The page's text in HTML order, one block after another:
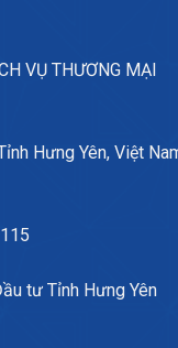
VỤ THƯƠNG MẠI
Hưng Yên, Việt
tư Tỉnh Hưng Yên